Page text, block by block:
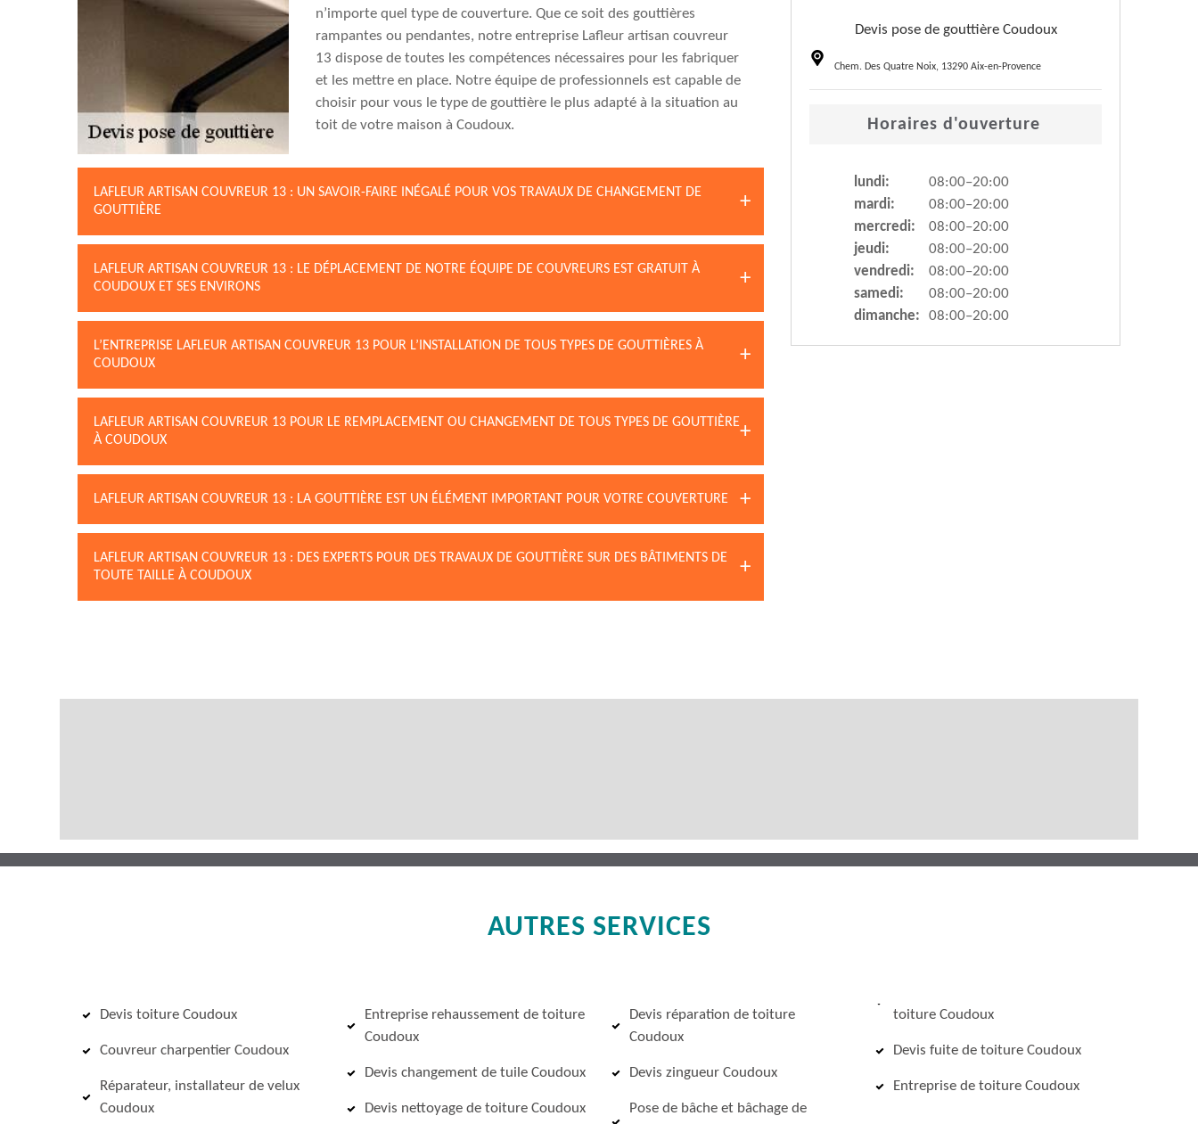
n’importe quel type de couverture. Que ce soit des gouttières
rampantes ou pendantes, notre entreprise Lafleur artisan couvreur
13 dispose de toutes les compétences nécessaires pour les fabriquer
et les mettre en place. Notre équipe de professionnels est capable de
choisir pour vous le type de gouttière le plus adapté à la situation au
toit de votre maison à Coudoux.
LAFLEUR ARTISAN COUVREUR 13 : UN SAVOIR-FAIRE INÉGALÉ POUR VOS TRAVAUX DE CHANGEMENT DE
GOUTTIÈRE
LAFLEUR ARTISAN COUVREUR 13 : LE DÉPLACEMENT DE NOTRE ÉQUIPE DE COUVREURS EST GRATUIT À
COUDOUX ET SES ENVIRONS
L’ENTREPRISE LAFLEUR ARTISAN COUVREUR 13 POUR L’INSTALLATION DE TOUS TYPES DE GOUTTIÈRES À
COUDOUX
LAFLEUR ARTISAN COUVREUR 13 POUR LE REMPLACEMENT OU CHANGEMENT DE TOUS TYPES DE GOUTTIÈRE
À COUDOUX
LAFLEUR ARTISAN COUVREUR 13 : LA GOUTTIÈRE EST UN ÉLÉMENT IMPORTANT POUR VOTRE COUVERTURE
LAFLEUR ARTISAN COUVREUR 13 : DES EXPERTS POUR DES TRAVAUX DE GOUTTIÈRE SUR DES BÂTIMENTS DE
TOUTE TAILLE À COUDOUX
Devis pose de gouttière Coudoux
Chem. Des Quatre Noix, 13290 Aix-en-Provence
Horaires d'ouverture
lundi:
08:00–20:00
mardi:
08:00–20:00
mercredi:
08:00–20:00
jeudi:
08:00–20:00
vendredi:
08:00–20:00
samedi:
08:00–20:00
dimanche:
08:00–20:00
AUTRES SERVICES
Devis toiture Coudoux
Couvreur charpentier Coudoux
Réparateur, installateur de velux
Coudoux
Entreprise rehaussement de toiture
Coudoux
Devis changement de tuile Coudoux
Devis nettoyage de toiture Coudoux
Devis réparation de toiture
Coudoux
Devis zingueur Coudoux
Pose de bâche et bâchage de
toiture Coudoux
Devis fuite de toiture Coudoux
Entreprise de toiture Coudoux